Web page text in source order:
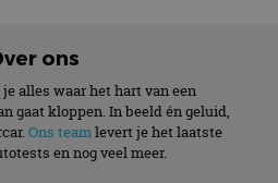
ons
alles waar het hart van een
gaat kloppen. In beeld én geluid,
Ons teamlevert je het laatste
en nog veel meer.